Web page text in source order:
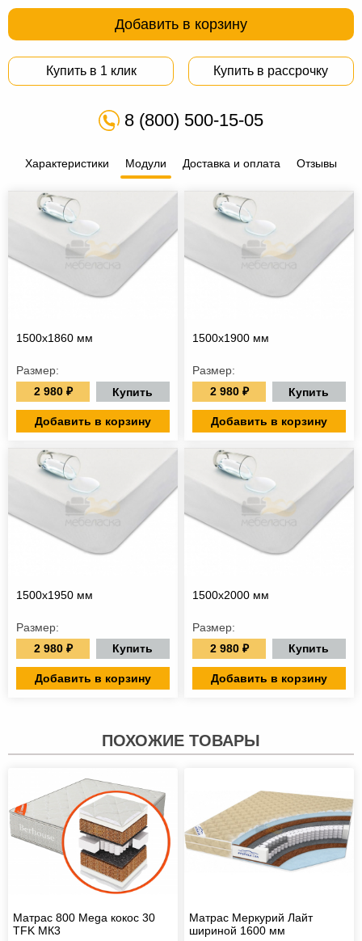
ротанга
мебель
Косметологическое
Добавить в корзину
Купить в 1 клик Купить в рассрочку
8 (800) 500-15-05
Характеристики Модули Доставка и оплата Отзывы
1500х1860 мм
Размер:
2 980 ₽
Купить
Добавить в корзину
1500х1900 мм
Размер:
2 980 ₽
Купить
Добавить в корзину
1500х1950 мм
Размер:
2 980 ₽
Купить
Добавить в корзину
1500х2000 мм
Размер:
2 980 ₽
Купить
Добавить в корзину
ПОХОЖИЕ ТОВАРЫ
Матрас 800 Mega кокос 30
TFK МК3
Матрас Меркурий Лайт
шириной 1600 мм